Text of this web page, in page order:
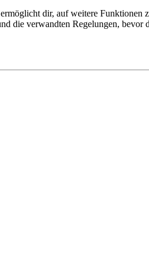
dir, auf weitere Funktionen
die verwandten Regelungen, bevor